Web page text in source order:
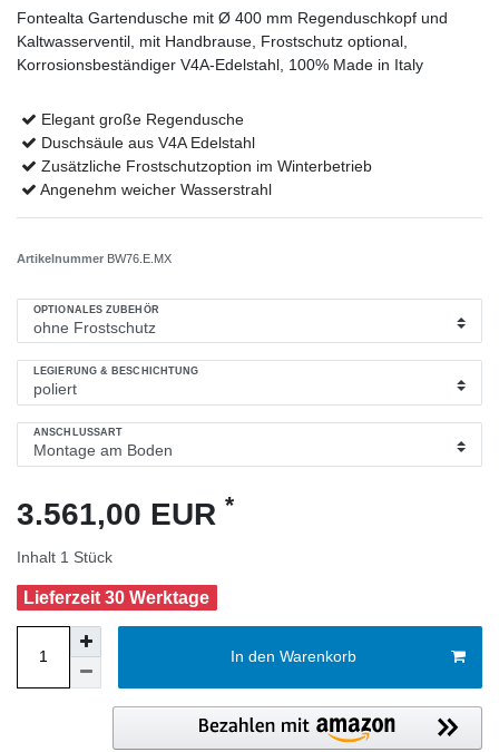
Fontealta Gartendusche mit Ø 400 mm Regenduschkopf und
Kaltwasserventil, mit Handbrause, Frostschutz optional,
Korrosionsbeständiger V4A-Edelstahl, 100% Made in Italy
Elegant große Regendusche
Duschsäule aus V4A Edelstahl
Zusätzliche Frostschutzoption im Winterbetrieb
Angenehm weicher Wasserstrahl
Artikelnummer BW76.E.MX
OPTIONALES ZUBEHÖR
LEGIERUNG & BESCHICHTUNG
ANSCHLUSSART
3.561,00 EUR *
Inhalt 1 Stück
Lieferzeit 30 Werktage
In den Warenkorb